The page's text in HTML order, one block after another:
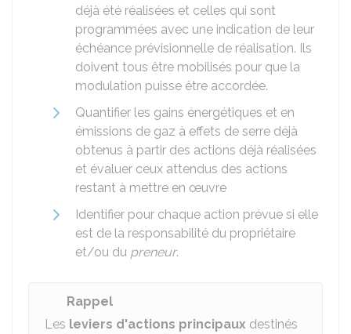
déjà été réalisées et celles qui sont
programmées avec une indication de leur
échéance prévisionnelle de réalisation. Ils
doivent tous être mobilisés pour que la
modulation puisse être accordée.
Quantifier les gains énergétiques et en
émissions de gaz à effets de serre déjà
obtenus à partir des actions déjà réalisées
et évaluer ceux attendus des actions
restant à mettre en œuvre
Identifier pour chaque action prévue si elle
est de la responsabilité du propriétaire
et/ou du preneur.
Rappel
Les leviers d'actions principaux destinés